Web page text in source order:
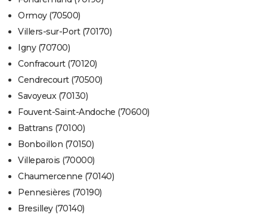
Ormoy (70500)
Villers-sur-Port (70170)
Igny (70700)
Confracourt (70120)
Cendrecourt (70500)
Savoyeux (70130)
Fouvent-Saint-Andoche (70600)
Battrans (70100)
Bonboillon (70150)
Villeparois (70000)
Chaumercenne (70140)
Pennesières (70190)
Bresilley (70140)